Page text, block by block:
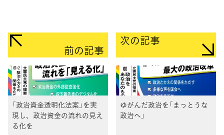
前の記事
「政治資金透明化法案」を実
現し、政治資金の流れの見え
る化を
次の記事
ゆがんだ政治を「まっとうな
政治へ」